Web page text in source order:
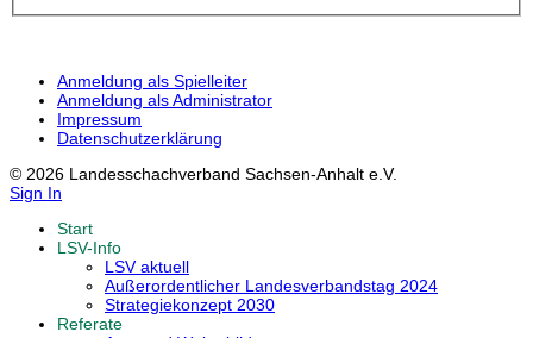
Anmeldung als Spielleiter
Anmeldung als Administrator
Impressum
Datenschutzerklärung
© 2026 Landesschachverband Sachsen-Anhalt e.V.
Sign In
Start
LSV-Info
LSV aktuell
Außerordentlicher Landesverbandstag 2024
Strategiekonzept 2030
Referate